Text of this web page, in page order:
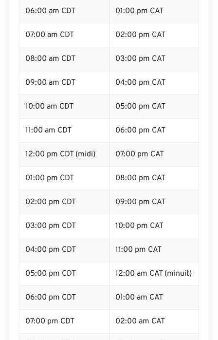
06:00 am CDT 01:00 pm CAT
07:00 am CDT 02:00 pm CAT
08:00 am CDT 03:00 pm CAT
09:00 am CDT 04:00 pm CAT
10:00 am CDT 05:00 pm CAT
11:00 am CDT 06:00 pm CAT
12:00 pm CDT (midi) 07:00 pm CAT
01:00 pm CDT 08:00 pm CAT
02:00 pm CDT 09:00 pm CAT
03:00 pm CDT 10:00 pm CAT
04:00 pm CDT 11:00 pm CAT
05:00 pm CDT 12:00 am CAT (minuit)
06:00 pm CDT 01:00 am CAT
07:00 pm CDT 02:00 am CAT